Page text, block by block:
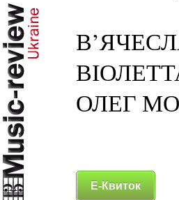
ОЛЕГ
Е-Квиток